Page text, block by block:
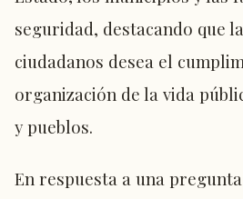
seguridad, destacando que
ciudadanos desea el
organización de la vida
y pueblos.
En respuesta a una pregunta